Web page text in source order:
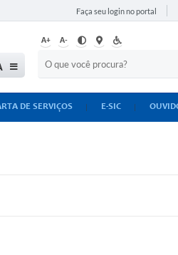
Faça seu login no portal
A+ A-
DE SERVIÇOS E-SIC